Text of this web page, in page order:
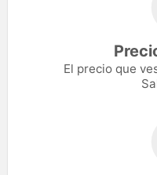
El precio que